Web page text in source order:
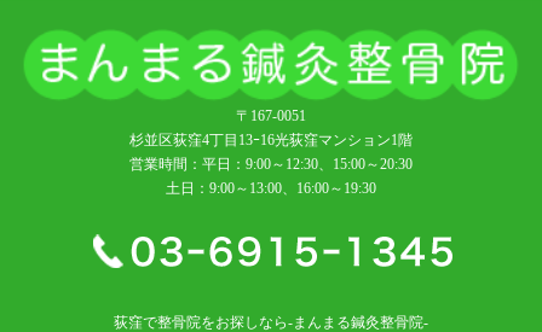
〒167-0051
杉並区荻窪4丁目13ｰ16光荻窪マンション1階
営業時間：平日：9:00～12:30、15:00～20:30
土日：9:00～13:00、16:00～19:30
荻窪で整骨院をお探しなら-まんまる鍼灸整骨院-